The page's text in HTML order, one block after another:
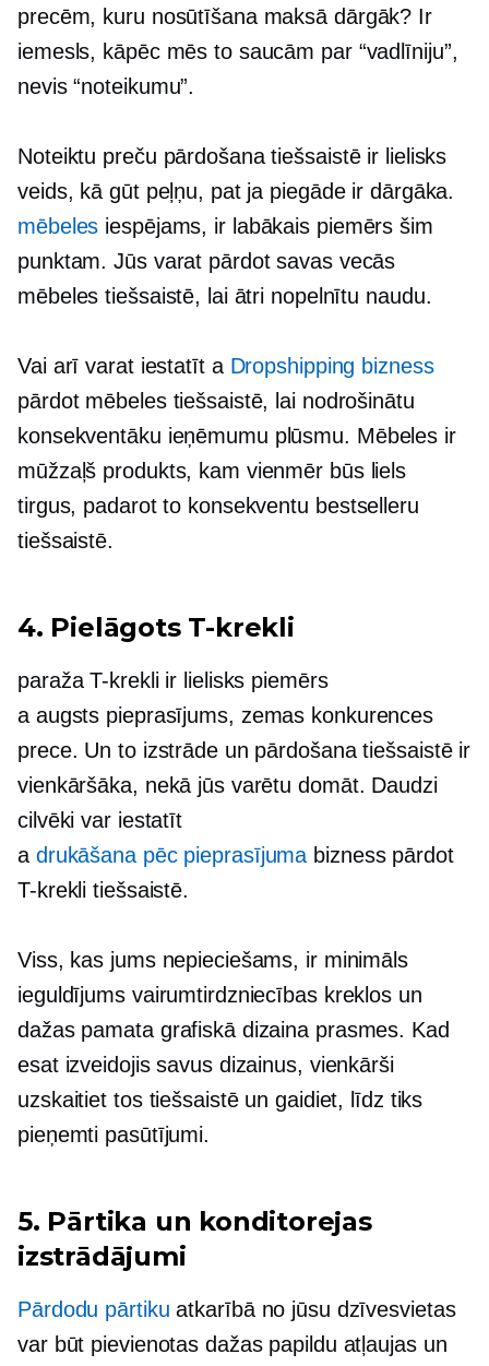
precēm, kuru nosūtīšana maksā dārgāk? Ir
iemesls, kāpēc mēs to saucām par “vadlīniju”,
nevis “noteikumu”.
Noteiktu preču pārdošana tiešsaistē ir lielisks
veids, kā gūt peļņu, pat ja piegāde ir dārgāka.
mēbeles iespējams, ir labākais piemērs šim
punktam. Jūs varat pārdot savas vecās
mēbeles tiešsaistē, lai ātri nopelnītu naudu.
Vai arī varat iestatīt a Dropshipping bizness
pārdot mēbeles tiešsaistē, lai nodrošinātu
konsekventāku ieņēmumu plūsmu. Mēbeles ir
mūžzaļš produkts, kam vienmēr būs liels
tirgus, padarot to konsekventu bestselleru
tiešsaistē.
4. Pielāgots T-krekli
paražaT-krekliir lielisks piemērs
a augsts pieprasījums, zemas konkurences
prece. Un to izstrāde un pārdošana tiešsaistē ir
vienkāršāka, nekā jūs varētu domāt. Daudzi
cilvēki var iestatīt
a drukāšana pēc pieprasījuma bizness pārdot
T-krekli tiešsaistē.
Viss, kas jums nepieciešams, ir minimāls
ieguldījums vairumtirdzniecības kreklos un
dažas pamata grafiskā dizaina prasmes. Kad
esat izveidojis savus dizainus, vienkārši
uzskaitiet tos tiešsaistē un gaidiet, līdz tiks
pieņemti pasūtījumi.
5. Pārtika un konditorejas
izstrādājumi
Pārdodu pārtiku atkarībā no jūsu dzīvesvietas
var būt pievienotas dažas papildu atļaujas un